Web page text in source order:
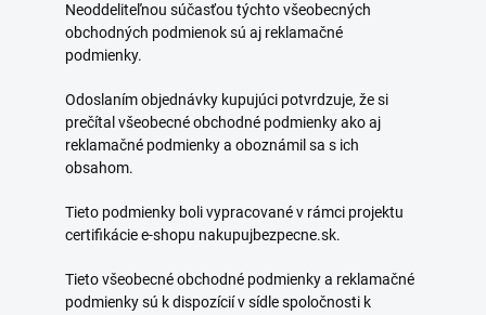
Neoddeliteľnou súčasťou týchto všeobecných
obchodných podmienok sú aj reklamačné
podmienky.
Odoslaním objednávky kupujúci potvrdzuje, že si
prečítal všeobecné obchodné podmienky ako aj
reklamačné podmienky a oboznámil sa s ich
obsahom.
Tieto podmienky boli vypracované v rámci projektu
certifikácie e-shopu nakupujbezpecne.sk.
Tieto všeobecné obchodné podmienky a reklamačné
podmienky sú k dispozícií v sídle spoločnosti k